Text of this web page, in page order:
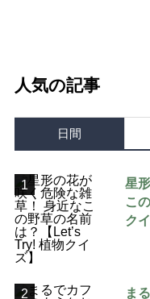
人気の記事
日間
1
星
こ
ク
2
ま